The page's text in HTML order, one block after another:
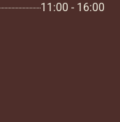
11:00 - 16:00